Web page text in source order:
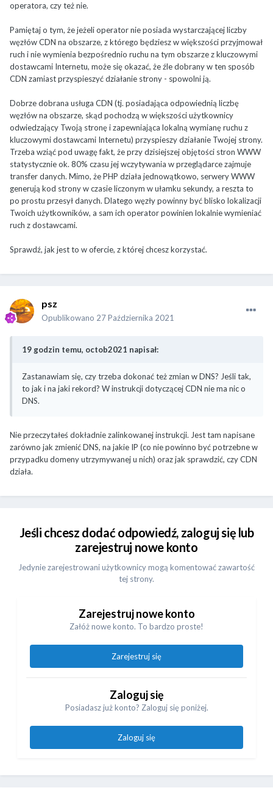
operatora, czy też nie.
Pamiętaj o tym, że jeżeli operator nie posiada wystarczającej liczby
węzłów CDN na obszarze, z którego będziesz w większości przyjmował
ruch i nie wymienia bezpośrednio ruchu na tym obszarze z kluczowymi
dostawcami Internetu, może się okazać, że źle dobrany w ten sposób
CDN zamiast przyspieszyć działanie strony - spowolni ją.
Dobrze dobrana usługa CDN (tj. posiadająca odpowiednią liczbę
węzłów na obszarze, skąd pochodzą w większości użytkownicy
odwiedzający Twoją stronę i zapewniająca lokalną wymianę ruchu z
kluczowymi dostawcami Internetu) przyspieszy działanie Twojej strony.
Trzeba wziąć pod uwagę fakt, że przy dzisiejszej objętości stron WWW
statystycznie ok. 80% czasu jej wczytywania w przeglądarce zajmuje
transfer danych. Mimo, że PHP działa jednowątkowo, serwery WWW
generują kod strony w czasie liczonym w ułamku sekundy, a reszta to
po prostu przesył danych. Dlatego węzły powinny być blisko lokalizacji
Twoich użytkowników, a sam ich operator powinien lokalnie wymieniać
ruch z dostawcami.
Sprawdź, jak jest to w ofercie, z której chcesz korzystać.
psz
Opublikowano 27 Października 2021
19 godzin temu, octob2021 napisał:
Zastanawiam się, czy trzeba dokonać też zmian w DNS? Jeśli tak,
to jak i na jaki rekord? W instrukcji dotyczącej CDN nie ma nic o
DNS.
Nie przeczytałeś dokładnie zalinkowanej instrukcji. Jest tam napisane
zarówno jak zmienić DNS, na jakie IP (co nie powinno być potrzebne w
przypadku domeny utrzymywanej u nich) oraz jak sprawdzić, czy CDN
działa.
Jeśli chcesz dodać odpowiedź, zaloguj się lub
zarejestruj nowe konto
Jedynie zarejestrowani użytkownicy mogą komentować zawartość
tej strony.
Zarejestruj nowe konto
Załóż nowe konto. To bardzo proste!
Zarejestruj się
Zaloguj się
Posiadasz już konto? Zaloguj się poniżej.
Zaloguj się